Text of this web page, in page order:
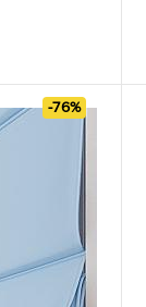
-76%